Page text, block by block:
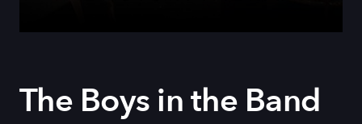
The Boys in the Band